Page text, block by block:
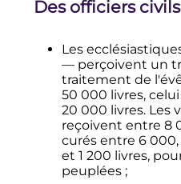
Des officiers civils
Les
—perçoivent un
traitement de
50 000 livres,
20 000 livres. Les
reçoivent entre 8
curés entre 6 000
et 1 200 livres,
peuplées ;